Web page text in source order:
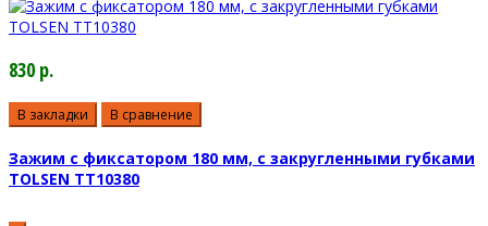
830 р.
В закладки В сравнение
Зажим с фиксатором 180 мм, с закругленными губками
TOLSEN TT10380